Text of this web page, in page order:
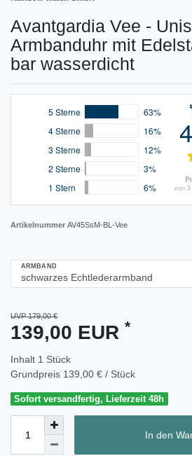
Avantgardia Vee -
Armbanduhr mit
bar wasserdicht
Artikelnummer AV45SsM-BL-Vee
ARMBAND
UVP 179,00 €
139,00 EUR *
Inhalt 1 Stück
Grundpreis 139,00 € / Stück
Sofort versandfertig, Lieferzeit 48h
In den